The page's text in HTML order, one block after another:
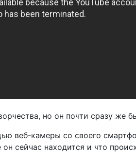
но он почти сразу
веб-камеры со своего
он сейчас находится и что